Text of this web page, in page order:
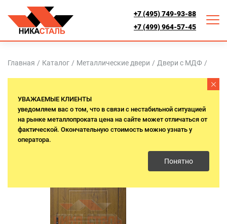
+7 (495) 749-93-88
+7 (499) 964-57-45
Главная / Каталог / Металлические двери / Двери с МДФ /
Термо
УВАЖАЕМЫЕ КЛИЕНТЫ
уведомляем вас о том, что в связи с нестабильной ситуацией
на рынке металлопроката цена на сайте может отличаться от
фактической. Окончательную стоимость можно узнать у
оператора.
Понятно